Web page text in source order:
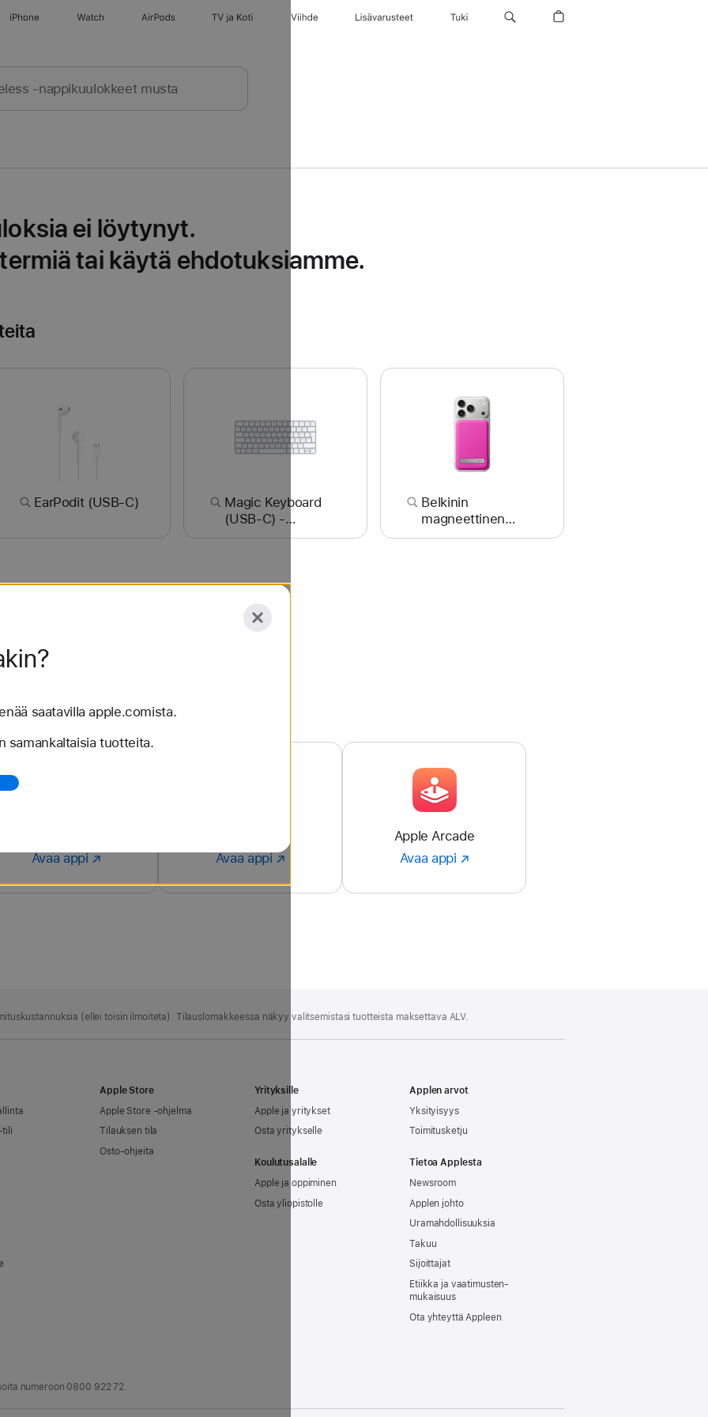
iPhone Watch AirPods TV ja Koti Viihde Lisävarusteet Tuki
ei löytynyt.
tai käytä ehdotuksiamme.
EarPodit (USB-C)
Magic Keyboard
(USB-C) -
suomi/ruotsi
Belkinin
magneettinen
BoostCharge
Avaa appi
Avaa
:
Avaa appi
:
Apple Arcade
Avaa appi
:
(ellei toisin ilmoiteta). Tilauslomakkeessa näkyy valitsemistasi tuotteista maksettava ALV.
tili
Apple Store
Apple Store -ohjelma
Tilauksen tila
Osto-ohjeita
Yrityksille
Apple ja yritykset
Osta yritykselle
Koulutusalalle
Apple ja oppiminen
Osta yliopistolle
Applen arvot
Yksityisyys
Toimitusketju
Tietoa Applesta
Newsroom
Applen johto
Uramahdollisuuksia
Takuu
Sijoittajat
Etiikka ja vaatimusten­
mukaisuus
Ota yhteyttä Appleen
numeroon 0800 922 72
saatavilla apple.comista.
samankaltaisia tuotteita.